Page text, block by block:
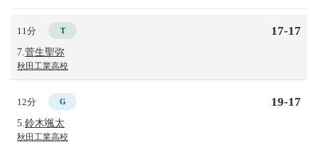
11分 T
7. 菅生聖弥
秋田工業高校
17-17
12分 G
5. 鈴木颯太
秋田工業高校
19-17